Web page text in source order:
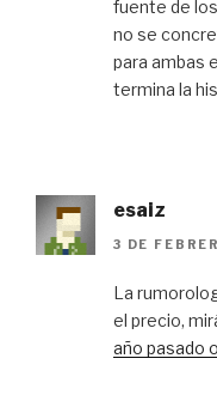
fuente de
no se
para ambas
termina la
esaiz
3 DE
La
el precio,
año pasado